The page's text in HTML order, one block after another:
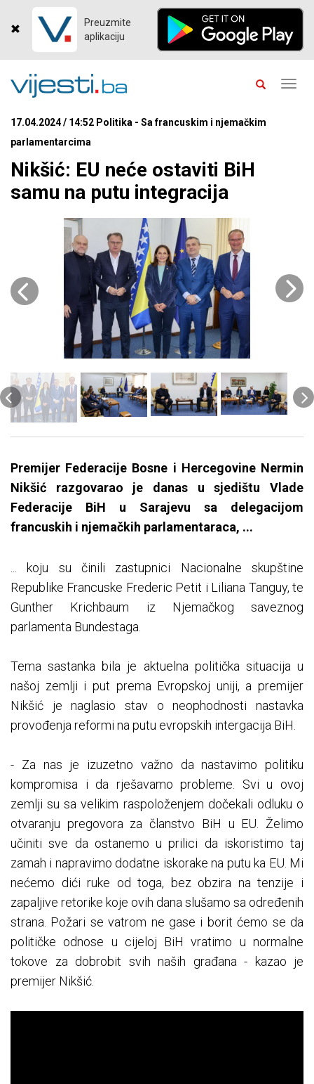
Preuzmite
aplikaciju
17.04.2024 / 14:52 Politika - Sa francuskim i njemačkim
parlamentarcima
Nikšić: EU neće ostaviti BiH
samu na putu integracija
Premijer Federacije Bosne i Hercegovine Nermin
Nikšić razgovarao je danas u sjedištu Vlade
Federacije BiH u Sarajevu sa delegacijom
francuskih i njemačkih parlamentaraca, ...
... koju su činili zastupnici Nacionalne skupštine
Republike Francuske Frederic Petit i Liliana Tanguy, te
Gunther Krichbaum iz Njemačkog saveznog
parlamenta Bundestaga.
Tema sastanka bila je aktuelna politička situacija u
našoj zemlji i put prema Evropskoj uniji, a premijer
Nikšić je naglasio stav o neophodnosti nastavka
provođenja reformi na putu evropskih intergacija BiH.
- Za nas je izuzetno važno da nastavimo politiku
kompromisa i da rješavamo probleme. Svi u ovoj
zemlji su sa velikim raspoloženjem dočekali odluku o
otvaranju pregovora za članstvo BiH u EU. Želimo
učiniti sve da ostanemo u prilici da iskoristimo taj
zamah i napravimo dodatne iskorake na putu ka EU. Mi
nećemo dići ruke od toga, bez obzira na tenzije i
zapaljive retorike koje ovih dana slušamo sa određenih
strana. Požari se vatrom ne gase i borit ćemo se da
političke odnose u cijeloj BiH vratimo u normalne
tokove za dobrobit svih naših građana - kazao je
premijer Nikšić.